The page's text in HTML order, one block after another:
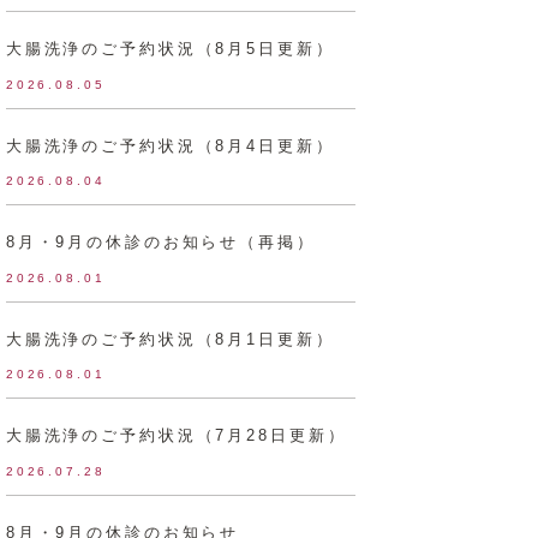
大腸洗浄のご予約状況（8月5日更新）
2026.08.05
大腸洗浄のご予約状況（8月4日更新）
2026.08.04
8月・9月の休診のお知らせ（再掲）
2026.08.01
大腸洗浄のご予約状況（8月1日更新）
2026.08.01
大腸洗浄のご予約状況（7月28日更新）
2026.07.28
8月・9月の休診のお知らせ